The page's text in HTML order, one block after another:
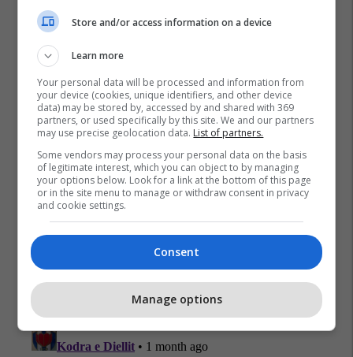
Lajme Nga Zvicra
Store and/or access information on a device
Learn more
Your personal data will be processed and information from
your device (cookies, unique identifiers, and other device
data) may be stored by, accessed by and shared with 369
partners, or used specifically by this site. We and our partners
may use precise geolocation data. List of partners.
Some vendors may process your personal data on the basis
of legitimate interest, which you can object to by managing
your options below. Look for a link at the bottom of this page
or in the site menu to manage or withdraw consent in privacy
and cookie settings.
Consent
Manage options